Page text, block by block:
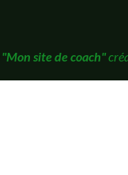
"Mon site de coach"